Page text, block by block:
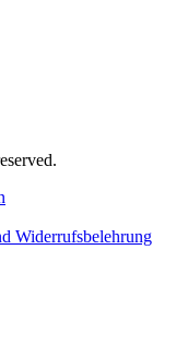
Widerrufsbelehrung